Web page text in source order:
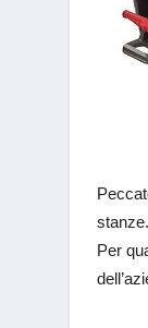
stanze.
Per